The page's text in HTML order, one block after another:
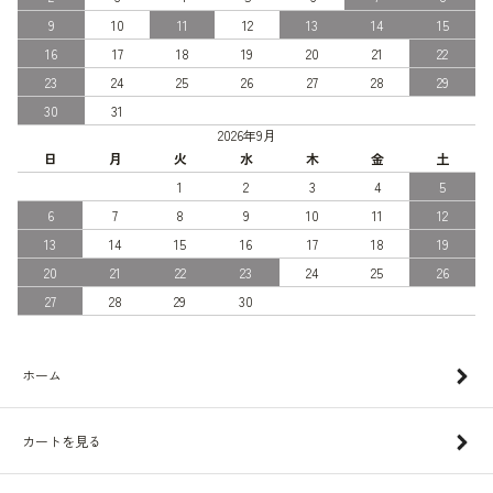
9
10 11 12 13 14
15
16
17 18 19 20 21
22
23
24 25 26 27 28
29
30
31
2026年9月
日
月 火 水 木 金
土
1
2 3 4
5
6
7 8 9 10 11
12
13
14 15 16 17 18
19
20
21 22 23 24 25
26
27
28 29 30
ホーム
カートを見る